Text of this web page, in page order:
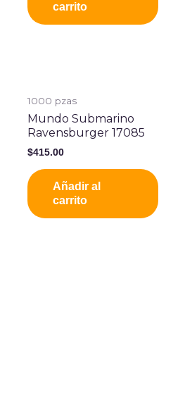
carrito
1000 pzas
Mundo Submarino
Ravensburger 17085
$415.00
Añadir al
carrito